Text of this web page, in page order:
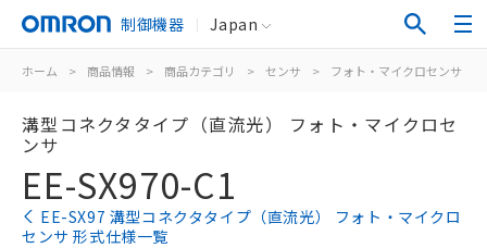
制御機器 Japan
ホーム > 商品情報 > 商品カテゴリ > センサ > フォト・マイクロセンサ
溝型コネクタタイプ（直流光） フォト・マイクロセ
ンサ
EE-SX970-C1
EE-SX97 溝型コネクタタイプ（直流光） フォト・マイクロ
センサ 形式仕様一覧